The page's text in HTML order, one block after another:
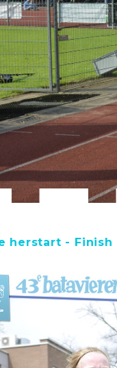
herstart - Finish